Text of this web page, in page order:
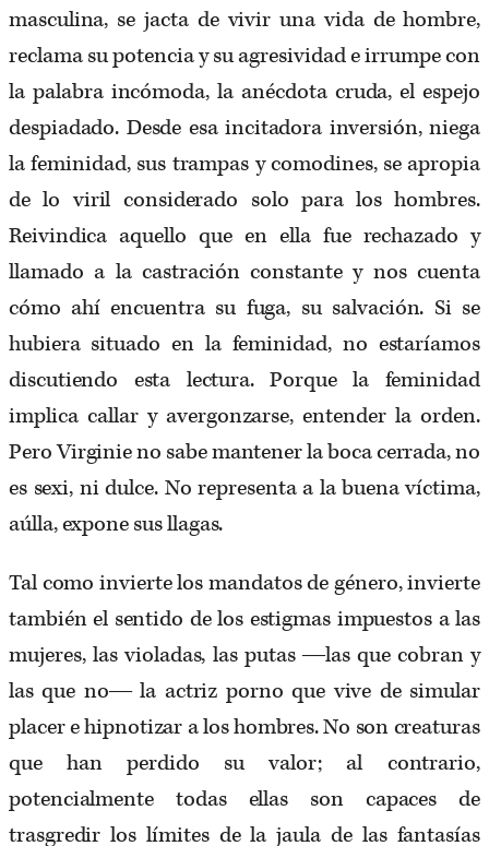
masculina, se jacta de vivir una vida de hombre,
reclama su potencia y su agresividad e irrumpe con
la palabra incómoda, la anécdota cruda, el espejo
despiadado. Desde esa incitadora inversión, niega
la feminidad, sus trampas y comodines, se apropia
de lo viril considerado solo para los hombres.
Reivindica aquello que en ella fue rechazado y
llamado a la castración constante y nos cuenta
cómo ahí encuentra su fuga, su salvación. Si se
hubiera situado en la feminidad, no estaríamos
discutiendo esta lectura. Porque la feminidad
implica callar y avergonzarse, entender la orden.
Pero Virginie no sabe mantener la boca cerrada, no
es sexi, ni dulce. No representa a la buena víctima,
aúlla, expone sus llagas.
Tal como invierte los mandatos de género, invierte
también el sentido de los estigmas impuestos a las
mujeres, las violadas, las putas ―las que cobran y
las que no― la actriz porno que vive de simular
placer e hipnotizar a los hombres. No son creaturas
que han perdido su valor; al contrario,
potencialmente todas ellas son capaces de
trasgredir los límites de la jaula de las fantasías